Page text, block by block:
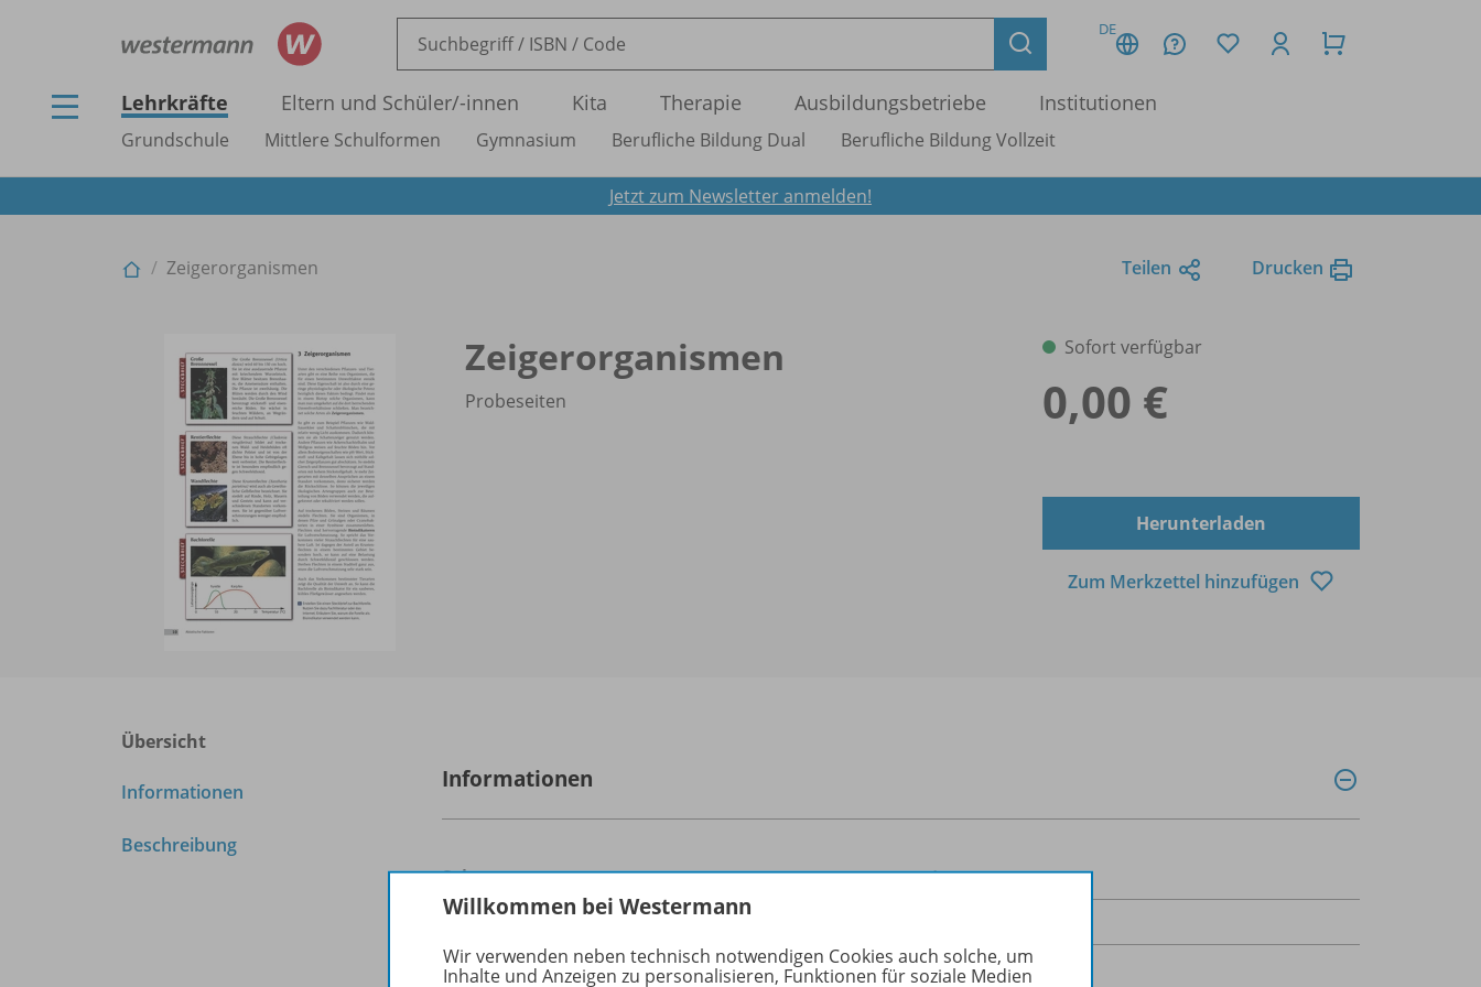
DE
Lehrkräfte Eltern und Schüler/-innen Kita Therapie Ausbildungsbetriebe Institutionen
Grundschule Mittlere Schulformen Gymnasium Berufliche Bildung Dual Berufliche Bildung Vollzeit
Jetzt zum Newsletter anmelden!
Zeigerorganismen Teilen Drucken
Zeigerorganismen
Probeseiten
Sofort verfügbar
0,00 €
Herunterladen
Zum Merkzettel hinzufügen
Übersicht
Informationen
Beschreibung
Informationen
Seiten
1
Dateigröße
Dateiformat
PDF-Dokument
Willkommen bei Westermann
Wir verwenden neben technisch notwendigen Cookies auch solche, um
Inhalte und Anzeigen zu personalisieren, Funktionen für soziale Medien